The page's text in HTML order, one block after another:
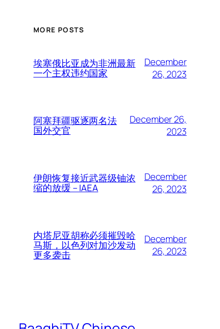
MORE POSTS
埃塞俄比亚成为非洲最新
一个主权违约国家
December
26, 2023
阿塞拜疆驱逐两名法
国外交官
December 26,
2023
伊朗恢复接近武器级铀浓
缩的放缓 – IAEA
December
26, 2023
内塔尼亚胡称必须摧毁哈
马斯，以色列对加沙发动
更多袭击
December
26, 2023